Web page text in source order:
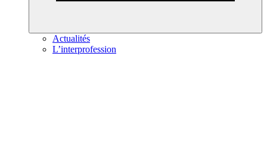
Actualités
L’interprofession